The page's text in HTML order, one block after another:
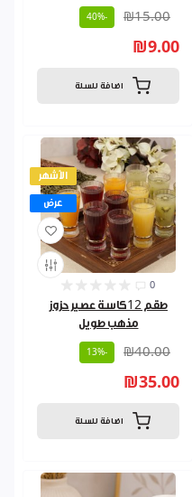
₪15.00
-40%
₪9.00
اضافة للسلة
الأشهر
عرض
0
طقم 12كاسة عصير حزوز
مذهب طويل
₪40.00
-13%
₪35.00
اضافة للسلة